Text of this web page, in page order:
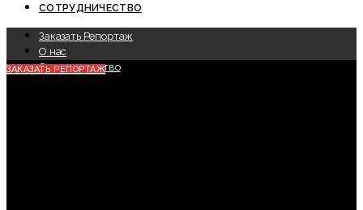
СОТРУДНИЧЕСТВО
Заказать Репортаж
О нас
Сотрудничество
ЗАКАЗАТЬ РЕПОРТАЖ